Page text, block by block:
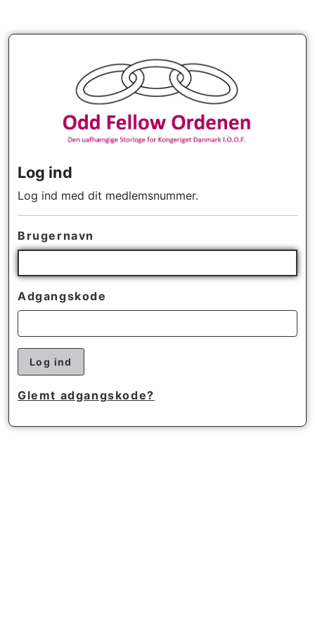
Log ind
Log ind med dit medlemsnummer.
Brugernavn
Adgangskode
Log ind
Glemt adgangskode?